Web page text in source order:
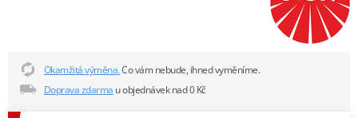
Okamžitá výměna.Co vám nebude, ihned vyměníme.
Doprava zdarma u objednávek nad 0 Kč